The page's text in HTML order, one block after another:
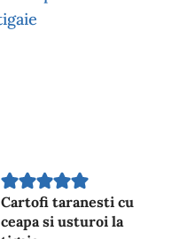
Cartofi taranesti cu
ceapa si usturoi la